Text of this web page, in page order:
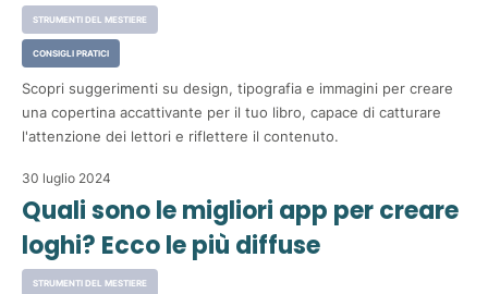
STRUMENTI DEL MESTIERE
CONSIGLI PRATICI
Scopri suggerimenti su design, tipografia e immagini per creare
una copertina accattivante per il tuo libro, capace di catturare
l'attenzione dei lettori e riflettere il contenuto.
30 luglio 2024
Quali sono le migliori app per creare
loghi? Ecco le più diffuse
STRUMENTI DEL MESTIERE